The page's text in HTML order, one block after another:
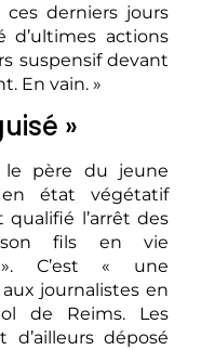
derniers jours
d’ultimes actions
suspensif devant
En vain. »
»
le père du jeune
état végétatif
l’arrêt des
son fils en vie
C’est « une
journalistes en
de Reims. Les
d’ailleurs déposé